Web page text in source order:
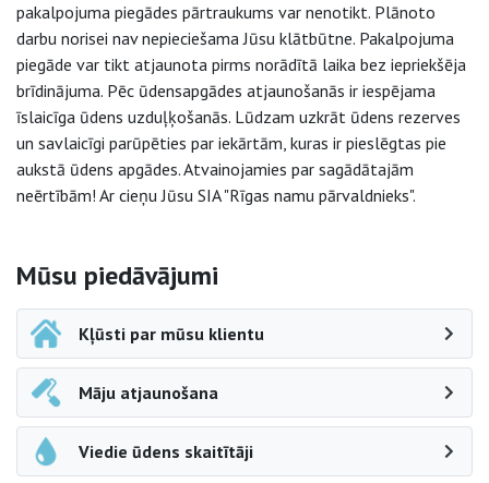
pakalpojuma piegādes pārtraukums var nenotikt. Plānoto
darbu norisei nav nepieciešama Jūsu klātbūtne. Pakalpojuma
piegāde var tikt atjaunota pirms norādītā laika bez iepriekšēja
brīdinājuma. Pēc ūdensapgādes atjaunošanās ir iespējama
īslaicīga ūdens uzduļķošanās. Lūdzam uzkrāt ūdens rezerves
un savlaicīgi parūpēties par iekārtām, kuras ir pieslēgtas pie
aukstā ūdens apgādes. Atvainojamies par sagādātajām
neērtībām! Ar cieņu Jūsu SIA "Rīgas namu pārvaldnieks".
Sāna navigācija
Mūsu piedāvājumi
Kļūsti par mūsu klientu
Māju atjaunošana
Viedie ūdens skaitītāji